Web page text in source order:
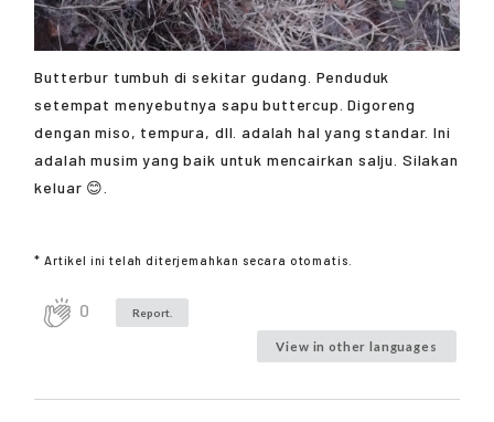
Butterbur tumbuh di sekitar gudang. Penduduk
setempat menyebutnya sapu buttercup. Digoreng
dengan miso, tempura, dll. adalah hal yang standar. Ini
adalah musim yang baik untuk mencairkan salju. Silakan
keluar 😊.
* Artikel ini telah diterjemahkan secara otomatis.
0 Report.
View in other languages